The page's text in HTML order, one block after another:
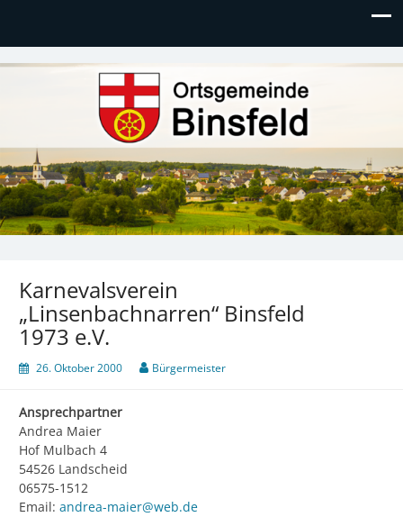
Ortsgemeinde Binsfeld
Karnevalsverein
„Linsenbachnarren“ Binsfeld
1973 e.V.
26. Oktober 2000 Bürgermeister
Ansprechpartner
Andrea Maier
Hof Mulbach 4
54526 Landscheid
06575-1512
Email: andrea-maier@web.de